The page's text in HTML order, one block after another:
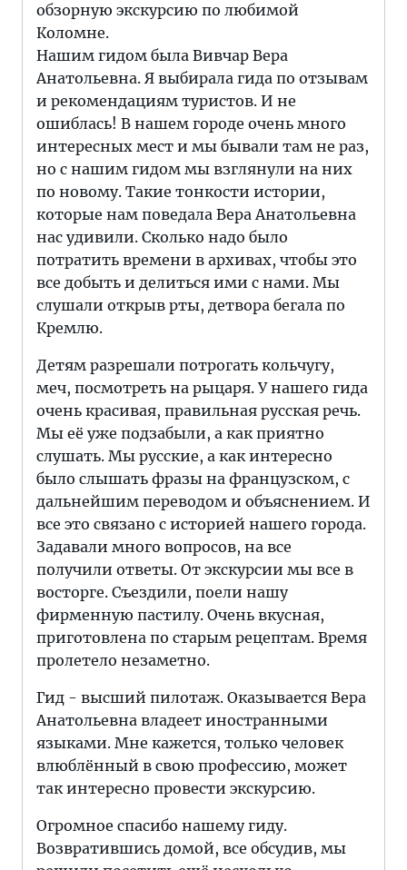
обзорную экскурсию по любимой
Коломне.
Нашим гидом была Вивчар Вера
Анатольевна. Я выбирала гида по отзывам
и рекомендациям туристов. И не
ошиблась! В нашем городе очень много
интересных мест и мы бывали там не раз,
но с нашим гидом мы взглянули на них
по новому. Такие тонкости истории,
которые нам поведала Вера Анатольевна
нас удивили. Сколько надо было
потратить времени в архивах, чтобы это
все добыть и делиться ими с нами. Мы
слушали открыв рты, детвора бегала по
Кремлю.
Детям разрешали потрогать кольчугу,
меч, посмотреть на рыцаря. У нашего гида
очень красивая, правильная русская речь.
Мы её уже подзабыли, а как приятно
слушать. Мы русские, а как интересно
было слышать фразы на французском, с
дальнейшим переводом и объяснением. И
все это связано с историей нашего города.
Задавали много вопросов, на все
получили ответы. От экскурсии мы все в
восторге. Съездили, поели нашу
фирменную пастилу. Очень вкусная,
приготовлена по старым рецептам. Время
пролетело незаметно.
Гид - высший пилотаж. Оказывается Вера
Анатольевна владеет иностранными
языками. Мне кажется, только человек
влюблённый в свою профессию, может
так интересно провести экскурсию.
Огромное спасибо нашему гиду.
Возвратившись домой, все обсудив, мы